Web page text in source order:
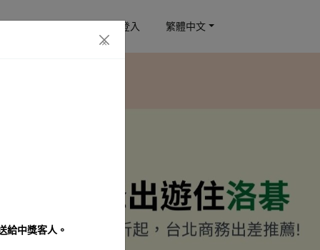
會員登入 繁體中文
×
給中獎客人。